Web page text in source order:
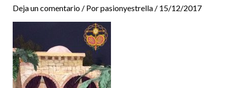
Deja un comentario / Porpasionyestrella / 15/12/2017